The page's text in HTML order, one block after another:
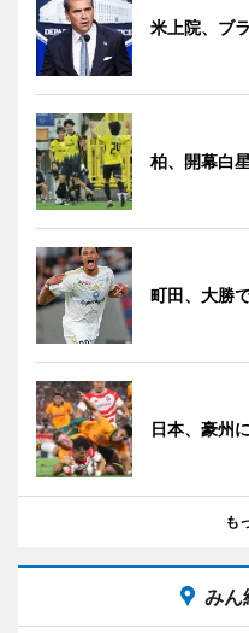
米上院、ブ
柏、開幕白
町田、大勝
日本、豪州
も
みん